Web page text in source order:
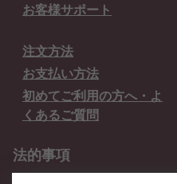
お客様サポート
注文方法
お支払い方法
初めてご利用の方へ・よ
くあるご質問
法的事項